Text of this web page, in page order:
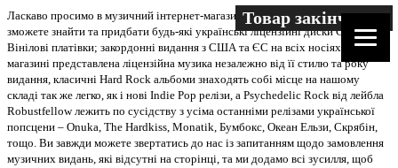
Ласкаво просимо в музичний інтернет-магазин “Два меломани”. У нас Ви
зможете знайти та придбати будь-які українські ліцензійні диски CD, DVD,
Вінілові платівки; закордонні видання з США та ЄС на всіх носіях. В
магазині представлена ліцензійна музика незалежно від її стилю та року
видання, класичні Hard Rock альбоми знаходять собі місце на нашому
складі так же легко, як і нові Indie Pop релізи, а Psychedelic Rock від лейбла
Robustfellow лежить по сусідству з усіма останніми релізами української
попсцени – Onuka, The Hardkiss, Monatik, Бумбокс, Океан Ельзи, Скрябін,
тощо. Ви завжди можете звертатись до нас із запитанням щодо замовлення
музичних видань, які відсутні на сторінці, та ми додамо всі зусилля, щоб
Товар закінчився